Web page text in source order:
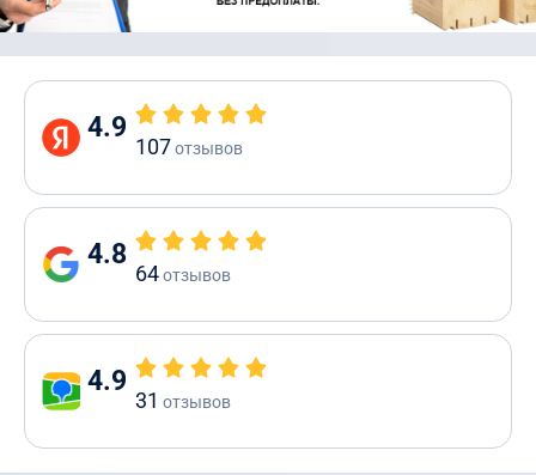
4.9
107отзывов
4.8
64отзывов
4.9
31 отзывов